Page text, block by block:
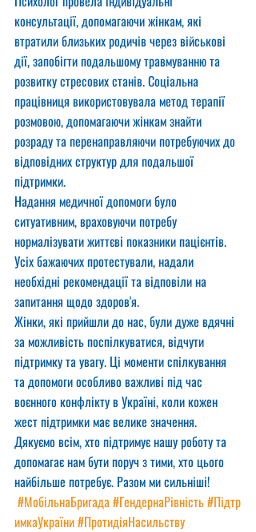
консультації, допомагаючи жінкам, які
втратили близьких родичів через військові
дії, запобігти подальшому травмуванню та
розвитку стресових станів. Соціальна
працівниця використовувала метод терапії
розмовою, допомагаючи жінкам знайти
розраду та перенаправляючи потребуючих до
відповідних структур для подальшої
підтримки.
Надання медичної допомоги було
ситуативним, враховуючи потребу
нормалізувати життєві показники пацієнтів.
Усіх бажаючих протестували, надали
необхідні рекомендації та відповіли на
запитання щодо здоров'я.
Жінки, які прийшли до нас, були дуже вдячні
за можливість поспілкуватися, відчути
підтримку та увагу. Ці моменти спілкування
та допомоги особливо важливі під час
воєнного конфлікту в Україні, коли кожен
жест підтримки має велике значення.
Дякуємо всім, хто підтримує нашу роботу та
допомагає нам бути поруч з тими, хто цього
найбільше потребує. Разом ми сильніші!
#МобільнаБригада#ГендернаРівність#Підтр
имкаУкраїни#ПротидіяНасильству